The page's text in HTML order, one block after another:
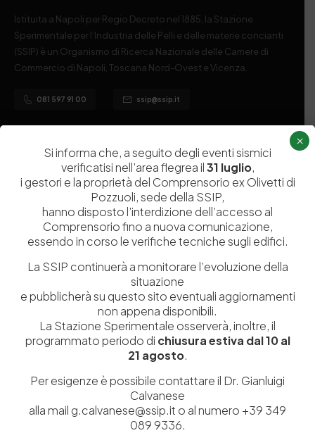
Istituita a Napoli per Regio Decreto nel 1885, la Stazione
Sperimentale per l’Industria delle Pelli e delle materie concianti
(SSIP) è un Organismo di Ricerca Nazionale delle Camere di
Commercio di Napoli, Toscana Nord-Ovest e Vicenza.
081 597 91 00 ssip@ssip.it
Chi siamo
Ricerca e Sviluppo
Formazione
Divulgazione scientifica e
Contatti
Laboratori
Dipartimenti di ricerca
Biblioteca
Politecnico del Cuoio
Media
Tutela Whistleblowing
Amministrazione Trasparente
Codice fiscale e Partita Iva07936981211
Codice di iscrizione all’Anagrafe Nazionale delle Ricerche del
Si informa che, a seguito degli eventi sismici
verificatisi nell’area flegrea il31 luglio,
i gestori e la proprietà del Comprensorio ex Olivetti di
Pozzuoli, sede della SSIP,
hanno disposto l’interdizione dell’accesso al
Comprensorio fino a nuova comunicazione,
essendo in corso le verifiche tecniche sugli edifici.
La SSIP continuerà a monitorare l’evoluzione della
situazione
e pubblicherà su questo sito eventuali aggiornamenti
non appena disponibili.
La Stazione Sperimentale osserverà, inoltre, il
programmato periodo di chiusura estiva dal 10 al
21 agosto.
Per esigenze è possibile contattare il Dr. Gianluigi
Calvanese
alla mail g.calvanese@ssip.it o al numero +39 349
089 9336.
×